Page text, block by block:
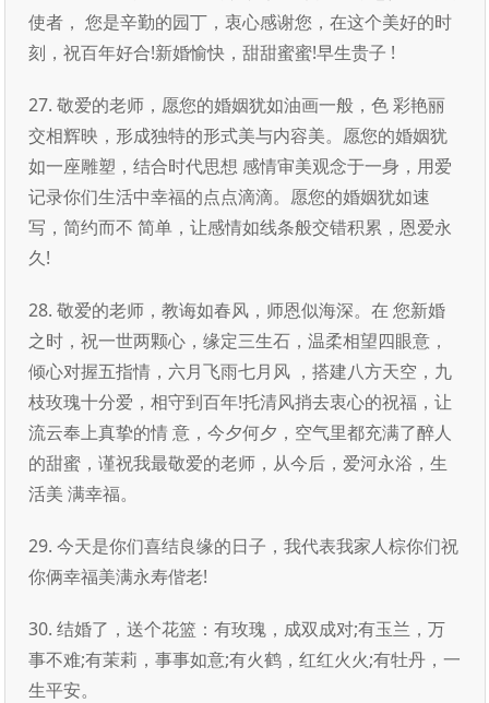
使者， 您是辛勤的园丁，衷心感谢您，在这个美好的时
刻，祝百年好合!新婚愉快，甜甜蜜蜜!早生贵子 !
27. 敬爱的老师，愿您的婚姻犹如油画一般，色 彩艳丽
交相辉映，形成独特的形式美与内容美。愿您的婚姻犹
如一座雕塑，结合时代思想 感情审美观念于一身，用爱
记录你们生活中幸福的点点滴滴。愿您的婚姻犹如速
写，简约而不 简单，让感情如线条般交错积累，恩爱永
久!
28. 敬爱的老师，教诲如春风，师恩似海深。在 您新婚
之时，祝一世两颗心，缘定三生石，温柔相望四眼意，
倾心对握五指情，六月飞雨七月风 ，搭建八方天空，九
枝玫瑰十分爱，相守到百年!托清风捎去衷心的祝福，让
流云奉上真挚的情 意，今夕何夕，空气里都充满了醉人
的甜蜜，谨祝我最敬爱的老师，从今后，爱河永浴，生
活美 满幸福。
29. 今天是你们喜结良缘的日子，我代表我家人棕你们祝
你俩幸福美满永寿偕老!
30. 结婚了，送个花篮：有玫瑰，成双成对;有玉兰，万
事不难;有茉莉，事事如意;有火鹤，红红火火;有牡丹，一
生平安。